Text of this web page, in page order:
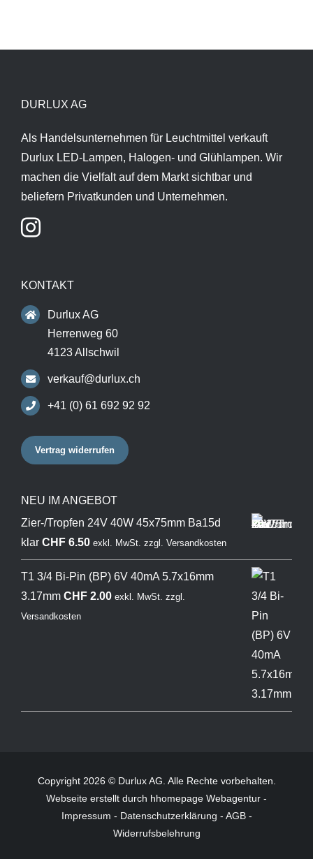
DURLUX AG
Als Handelsunternehmen für Leuchtmittel verkauft
Durlux LED-Lampen, Halogen- und Glühlampen. Wir
machen die Vielfalt auf dem Markt sichtbar und
beliefern Privatkunden und Unternehmen.
KONTAKT
Durlux AG
Herrenweg 60
4123 Allschwil
verkauf@durlux.ch
+41 (0) 61 692 92 92
Vertrag widerrufen
NEU IM ANGEBOT
Zier-/Tropfen 24V 40W 45x75mm Ba15d
klar CHF6.50 exkl. MwSt. zzgl. Versandkosten
T1 3/4 Bi-Pin (BP) 6V 40mA 5.7x16mm
3.17mm CHF2.00 exkl. MwSt. zzgl.
Versandkosten
Copyright 2026 © Durlux AG. Alle Rechte vorbehalten.
Webseite erstellt durch hhomepage Webagentur -
Impressum - Datenschutzerklärung - AGB-
Widerrufsbelehrung